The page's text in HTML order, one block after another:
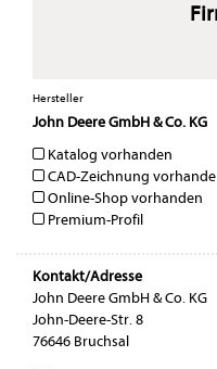
Hersteller
John Deere GmbH & Co. KG
Katalog vorhanden
CAD-Zeichnung
Online-Shop vorhanden
Premium-Profil
Kontakt/Adresse
John Deere GmbH & Co. KG
John-Deere-Str. 8
76646 Bruchsal